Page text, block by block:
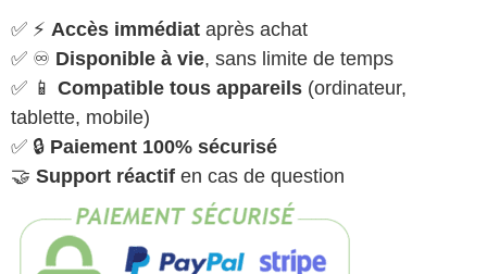
✅ ⚡ Accès immédiat après achat
✅ ♾️ Disponible à vie, sans limite de temps
✅ 📱 Compatible tous appareils (ordinateur,
tablette, mobile)
✅ 🔒 Paiement 100% sécurisé
🤝 Support réactif en cas de question